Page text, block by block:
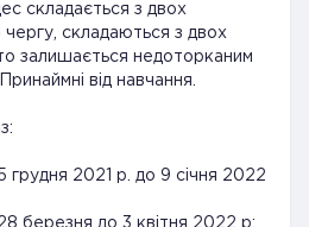
складається з двох
чергу, складаються з двох
залишається недоторканим
від навчання.
грудня 2021 р. до 9 січня 2022
березня до 3 квітня 2022 р;